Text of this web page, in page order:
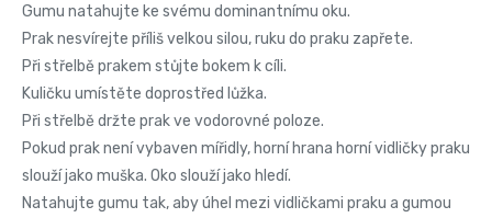
Gumu natahujte ke svému dominantnímu oku.
Prak nesvírejte příliš velkou silou, ruku do praku zapřete.
Při střelbě prakem stůjte bokem k cíli.
Kuličku umístěte doprostřed lůžka.
Při střelbě držte prak ve vodorovné poloze.
Pokud prak není vybaven mířidly, horní hrana horní vidličky praku
slouží jako muška. Oko slouží jako hledí.
Natahujte gumu tak, aby úhel mezi vidličkami praku a gumou